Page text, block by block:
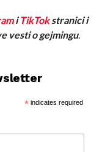
iTikTokstranici i
vesti o gejmingu.
*indicates required